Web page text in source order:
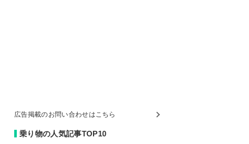
広告掲載のお問い合わせはこちら
乗り物の人気記事TOP10